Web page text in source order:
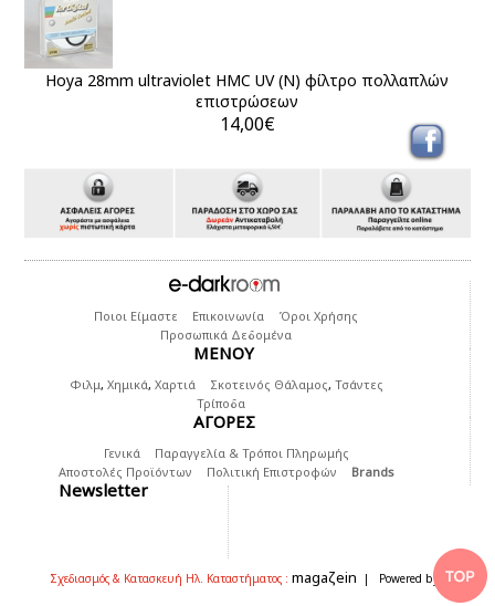
Hoya 28mm ultraviolet HMC UV (N) φίλτρο πολλαπλών
επιστρώσεων
14,00€
Ποιοι Είμαστε Επικοινωνία
Όροι Χρήσης
Προσωπικά Δεδομένα
ΜΕΝΟΥ
Φιλμ, Χημικά, Χαρτιά Σκοτεινός Θάλαμος, Τσάντες
Τρίποδα
ΑΓΟΡΕΣ
Γενικά
Παραγγελία & Τρόποι Πληρωμής
Αποστολές Προϊόντων
Πολιτική Επιστροφών Brands
Newsletter
Σχεδιασμός & Κατασκευή Ηλ. Καταστήματος : magaζein | Powered by